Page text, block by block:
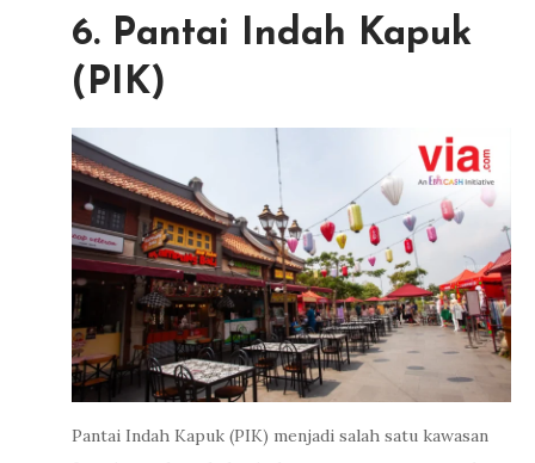
6. Pantai Indah Kapuk
(PIK)
Pantai Indah Kapuk (PIK) menjadi salah satu kawasan